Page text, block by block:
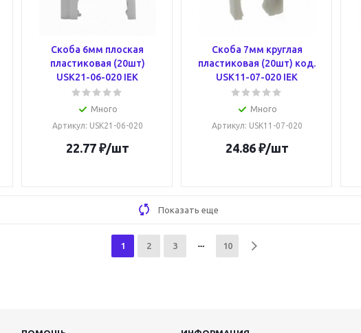
Скоба 6мм плоская
пластиковая (20шт)
USK21-06-020 IEK
Много
Артикул: USK21-06-020
22.77₽/шт
Скоба 7мм круглая
пластиковая (20шт) код.
USK11-07-020 IEK
Много
Артикул: USK11-07-020
24.86₽/шт
Показать еще
1 2 3 10